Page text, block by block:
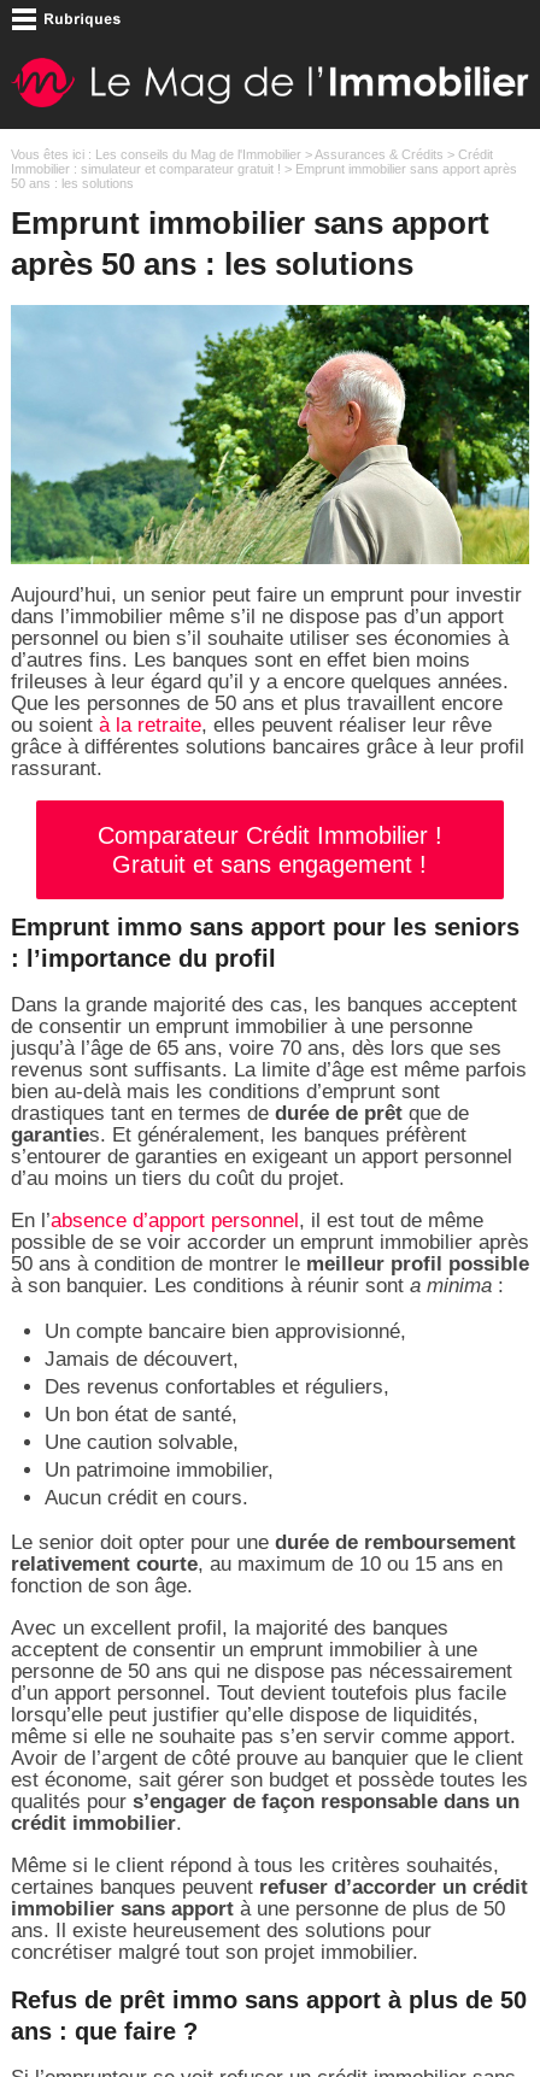
Vous êtes ici : Les conseils du Mag de l'Immobilier>Assurances & Crédits > Crédit
Immobilier : simulateur et comparateur gratuit ! > Emprunt immobilier sans apport après
50 ans : les solutions
Emprunt immobilier sans apport
après 50 ans : les solutions
Aujourd’hui, un senior peut faire un emprunt pour investir
dans l’immobilier même s’il ne dispose pas d’un apport
personnel ou bien s’il souhaite utiliser ses économies à
d’autres fins. Les banques sont en effet bien moins
frileuses à leur égard qu’il y a encore quelques années.
Que les personnes de 50 ans et plus travaillent encore
ou soient à la retraite, elles peuvent réaliser leur rêve
grâce à différentes solutions bancaires grâce à leur profil
rassurant.
Comparateur Crédit Immobilier !
Gratuit et sans engagement !
Emprunt immo sans apport pour les seniors
: l’importance du profil
Dans la grande majorité des cas, les banques acceptent
de consentir un emprunt immobilier à une personne
jusqu’à l’âge de 65 ans, voire 70 ans, dès lors que ses
revenus sont suffisants. La limite d’âge est même parfois
bien au-delà mais les conditions d’emprunt sont
drastiques tant en termes de durée de prêtque de
garanties. Et généralement, les banques préfèrent
s’entourer de garanties en exigeant un apport personnel
d’au moins un tiers du coût du projet.
En l’absence d’apport personnel, il est tout de même
possible de se voir accorder un emprunt immobilier après
50 ans à condition de montrer le meilleur profil possible
à son banquier. Les conditions à réunir sont a minima:
Un compte bancaire bien approvisionné,
Jamais de découvert,
Des revenus confortables et réguliers,
Un bon état de santé,
Une caution solvable,
Un patrimoine immobilier,
Aucun crédit en cours.
Le senior doit opter pour une durée de remboursement
relativement courte, au maximum de 10 ou 15 ans en
fonction de son âge.
Avec un excellent profil, la majorité des banques
acceptent de consentir un emprunt immobilier à une
personne de 50 ans qui ne dispose pas nécessairement
d’un apport personnel. Tout devient toutefois plus facile
lorsqu’elle peut justifier qu’elle dispose de liquidités,
même si elle ne souhaite pas s’en servir comme apport.
Avoir de l’argent de côté prouve au banquier que le client
est économe, sait gérer son budget et possède toutes les
qualités pour s’engager de façon responsable dans un
crédit immobilier.
Même si le client répond à tous les critères souhaités,
certaines banques peuvent refuser d’accorder un crédit
immobilier sans apport à une personne de plus de 50
ans. Il existe heureusement des solutions pour
concrétiser malgré tout son projet immobilier.
Refus de prêt immo sans apport à plus de 50
ans : que faire ?